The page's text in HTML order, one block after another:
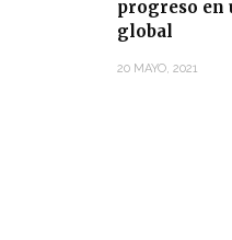
progreso en
global
20 MAYO, 2021